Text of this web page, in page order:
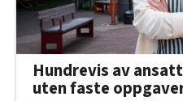
Hundrevis av
uten faste